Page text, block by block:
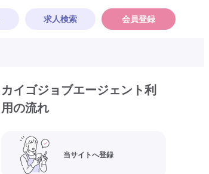
求人検索 会員登録
カイゴジョブエージェント利
用の流れ
当サイトへ登録